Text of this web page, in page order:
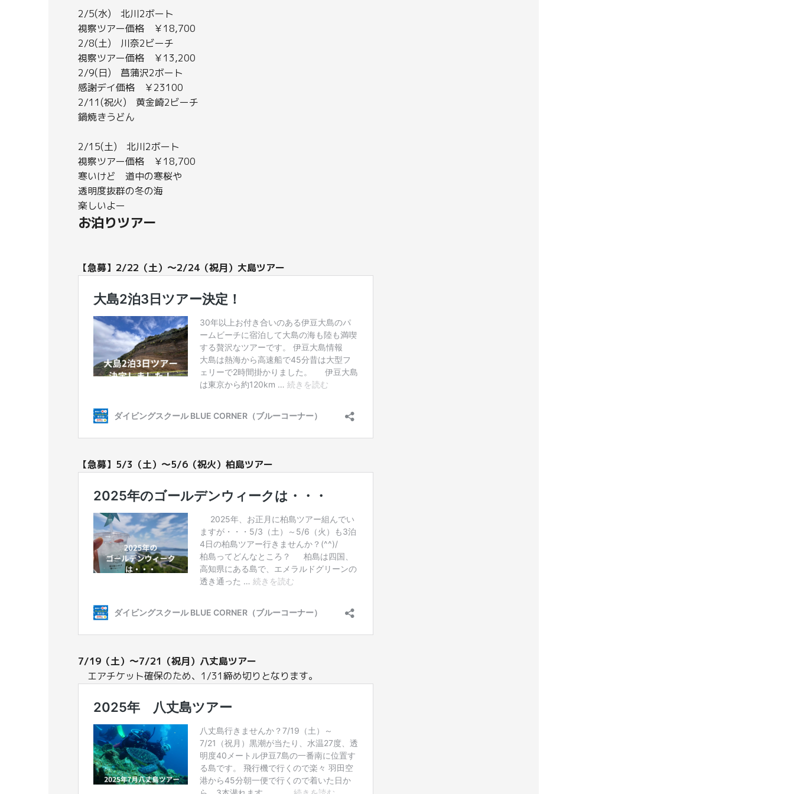
2/5(水) 北川2ボート
視察ツアー価格 ￥18,700
2/8(土) 川奈2ビーチ
視察ツアー価格 ￥13,200
2/9(日) 菖蒲沢2ボート
感謝デイ価格 ￥23100
2/11(祝火) 黄金崎2ビーチ
鍋焼きうどん
2/15(土) 北川2ボート
視察ツアー価格 ￥18,700
寒いけど 道中の寒桜や
透明度抜群の冬の海
楽しいよー
お泊りツアー
【急募】2/22（土）～2/24（祝月）大島ツアー
【急募】5/3（土）～5/6（祝火）柏島ツアー
7/19（土）～7/21（祝月）八丈島ツアー
エアチケット確保のため、1/31締め切りとなります。